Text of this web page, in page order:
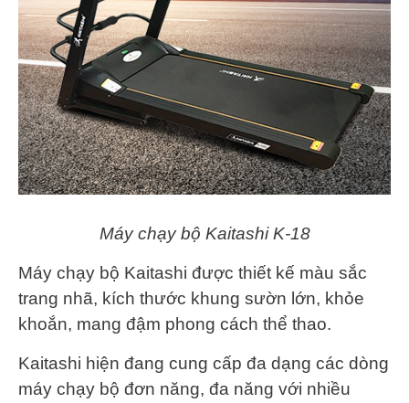
Máy chạy bộ Kaitashi K-18
Máy chạy bộ Kaitashi được thiết kế màu sắc
trang nhã, kích thước khung sườn lớn, khỏe
khoắn, mang đậm phong cách thể thao.
Kaitashi hiện đang cung cấp đa dạng các dòng
máy chạy bộ đơn năng, đa năng với nhiều